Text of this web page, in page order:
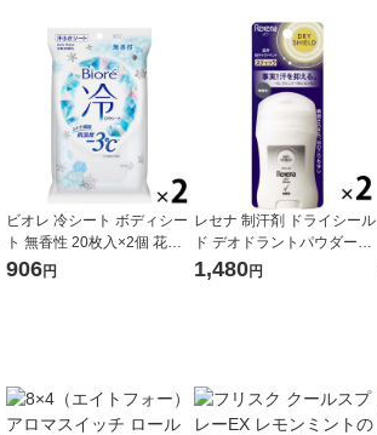
ビオレ 冷シート ボディシー
ト 無香性 20枚入×2個 花王
汗拭きシート 汗ふきシート
906円
レセナ 制汗剤 ドライシール
ド デオドラントパウダース
ティック 無香性 20g 2本 ユ
ニリーバ
1,480円